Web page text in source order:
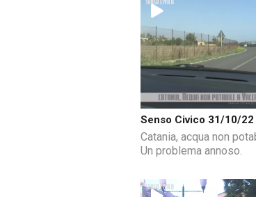
Senso Civico 31/10/22
Catania, acqua non
Un problema annoso.